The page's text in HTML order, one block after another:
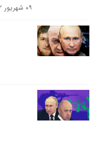
۰۹ شهریور ۱۴۰۲